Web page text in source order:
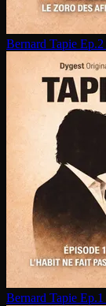
Bernard Tapie Ep.2
Bernard Tapie Ep.1